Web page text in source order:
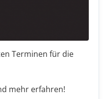
Terminen für die
mehr erfahren!